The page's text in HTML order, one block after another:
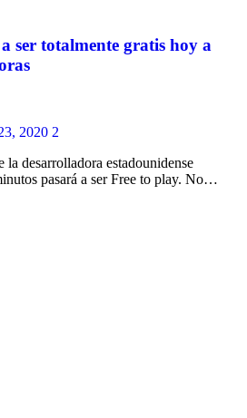
ser totalmente gratis hoy a
2020 2
desarrolladora estadounidense
pasará a ser Free to play. No…